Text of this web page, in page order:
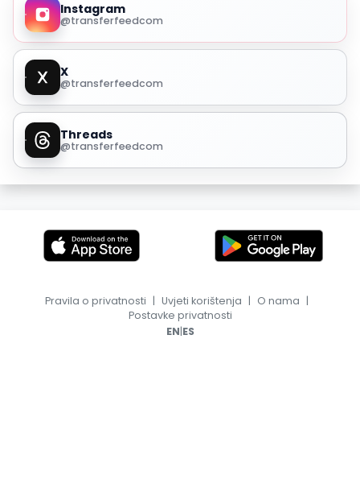
Instagram
@transferfeedcom
X
@transferfeedcom
Threads
@transferfeedcom
Pravila o privatnosti | Uvjeti korištenja | O nama |
Postavke privatnosti
EN|ES